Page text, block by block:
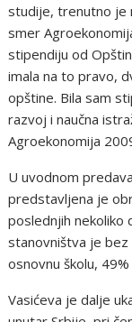
studije, trenutno je
smer
stipendiju od
imala na to pravo,
opštine. Bila sam
razvoj i naučna
Agroekonomija
U uvodnom
predstavljena je
poslednjih nekoliko
stanovništva je
osnovnu školu,
Vasićeva je dalje